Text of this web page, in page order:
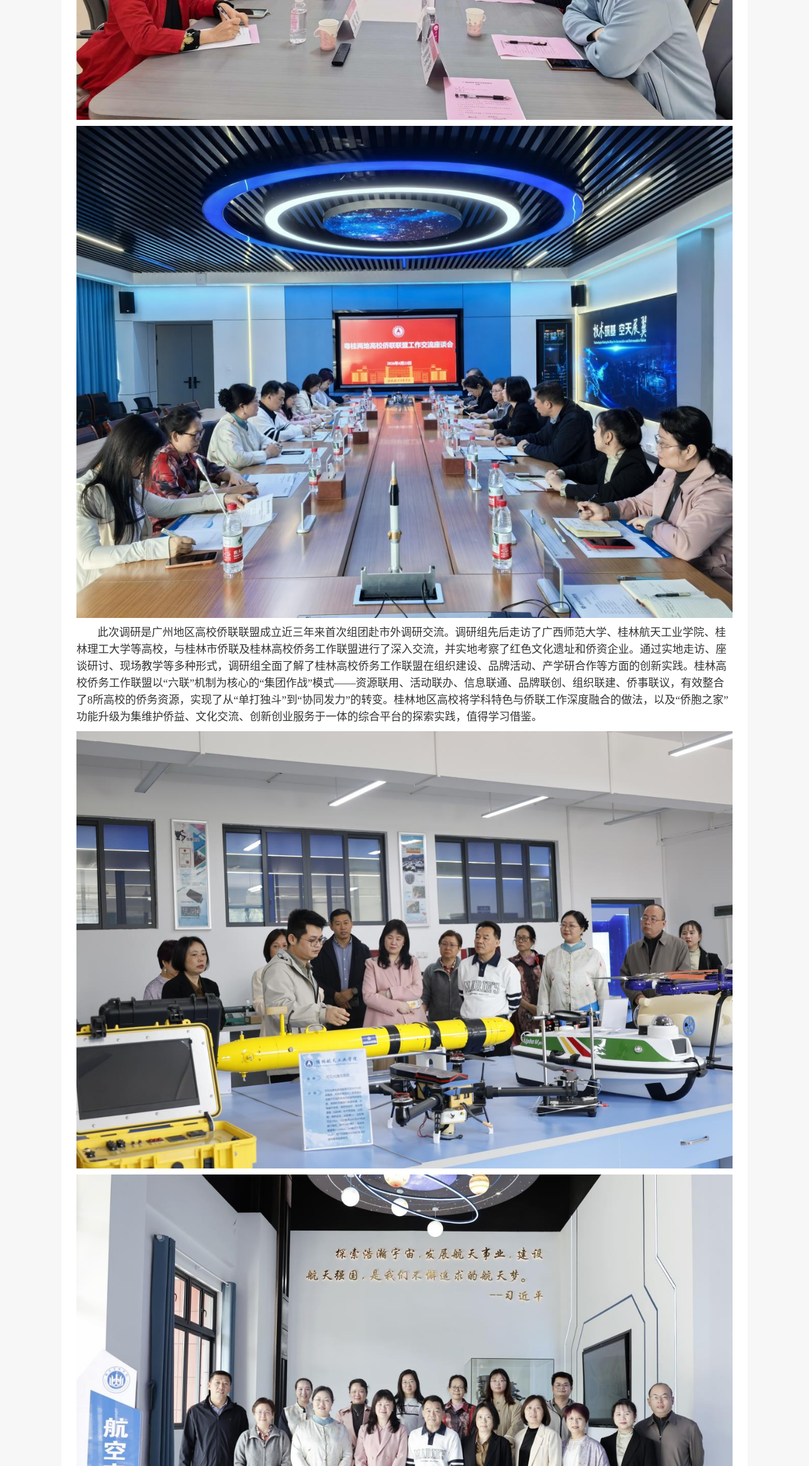
此次调研是广州地区高校侨联联盟成立近三年来首次组团赴市外调研交流。调研组先后走访了广西师范大学、桂林航天工业学院、桂
林理工大学等高校，与桂林市侨联及桂林高校侨务工作联盟进行了深入交流，并实地考察了红色文化遗址和侨资企业。通过实地走访、座
谈研讨、现场教学等多种形式，调研组全面了解了桂林高校侨务工作联盟在组织建设、品牌活动、产学研合作等方面的创新实践。桂林高
校侨务工作联盟以“六联”机制为核心的“集团作战”模式——资源联用、活动联办、信息联通、品牌联创、组织联建、侨事联议，有效整合
了8所高校的侨务资源，实现了从“单打独斗”到“协同发力”的转变。桂林地区高校将学科特色与侨联工作深度融合的做法，以及“侨胞之家”
功能升级为集维护侨益、文化交流、创新创业服务于一体的综合平台的探索实践，值得学习借鉴。